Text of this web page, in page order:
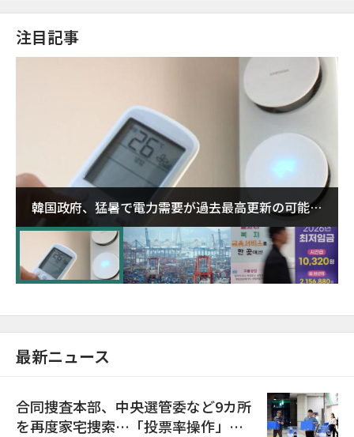
注目記事
韓国政府、猛暑で電力需要が過去最高更新の可能性
に需給対応体制を点検
最新ニュース
合同捜査本部、中央選管委など9カ所
を再度家宅捜索…「投票率操作」の